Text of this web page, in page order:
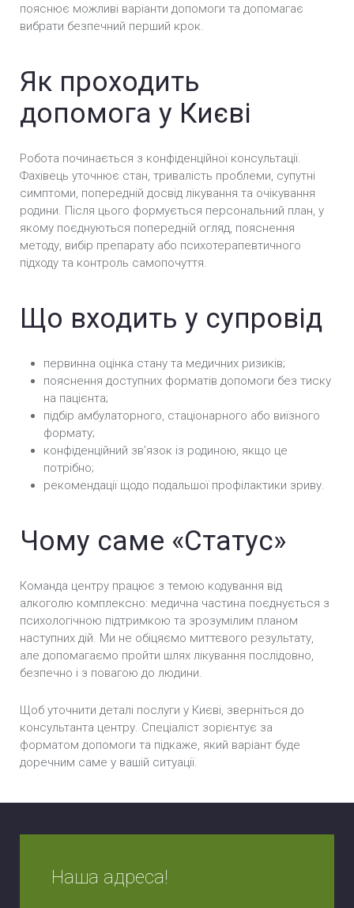
Вшивання ампули від алкоголізму (Підшивка) у
Києві
Кодування Препаратом «Алгомінал» у Києві
Кодування Подвійний блок у Києві
пояснює можливі варіанти допомоги та допомагає
вибрати безпечний перший крок.
Як проходить
допомога у Києві
Робота починається з конфіденційної консультації.
Фахівець уточнює стан, тривалість проблеми, супутні
симптоми, попередній досвід лікування та очікування
родини. Після цього формується персональний план, у
якому поєднуються попередній огляд, пояснення
методу, вибір препарату або психотерапевтичного
підходу та контроль самопочуття.
Що входить у супровід
первинна оцінка стану та медичних ризиків;
пояснення доступних форматів допомоги без тиску
на пацієнта;
підбір амбулаторного, стаціонарного або виїзного
формату;
конфіденційний звʼязок із родиною, якщо це
потрібно;
рекомендації щодо подальшої профілактики зриву.
Чому саме «Статус»
Команда центру працює з темою кодування від
алкоголю комплексно: медична частина поєднується з
психологічною підтримкою та зрозумілим планом
наступних дій. Ми не обіцяємо миттєвого результату,
але допомагаємо пройти шлях лікування послідовно,
безпечно і з повагою до людини.
Щоб уточнити деталі послуги у Києві, зверніться до
консультанта центру. Спеціаліст зорієнтує за
форматом допомоги та підкаже, який варіант буде
доречним саме у вашій ситуації.
Наша адреса!